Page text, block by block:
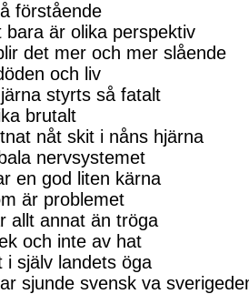
förstående
är olika perspektiv
det mer och mer slående
och liv
styrts så fatalt
brutalt
nåt skit i nåns hjärna
nervsystemet
en god liten kärna
är problemet
allt annat än tröga
och inte av hat
i själv landets öga
sjunde svensk va